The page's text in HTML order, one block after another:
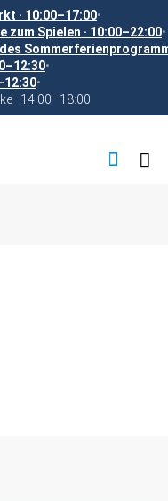
· 10:00–17:00•
Spielen · 10:00–22:00•
•
•
· 14:00–18:00